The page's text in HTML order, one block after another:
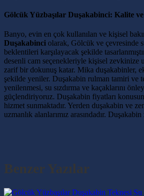
Gölcük Yüzbaşılar Duşakabinci: Kalite
Banyo, evin en çok kullanılan ve kişisel
Duşakabinci olarak, Gölcük ve çevresinde
beklentileri karşılayacak şekilde
desenli cam seçenekleriyle kişisel zevkinize
zarif bir dokunuş katar. Mika duşakabinler,
şekilde yeniler. Duşakabin rulman tamiri ve
yenilenmesi, su sızdırma ve kaçaklarını
güçlendiriyoruz. Duşakabin fiyatları
hizmet sunmaktadır. Yerden duşakabin ve
uzmanlık alanlarımız arasındadır.
Benzer Yazılar